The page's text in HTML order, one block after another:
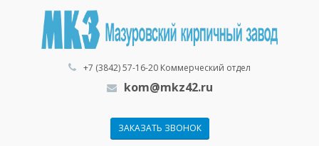
+7 (3842) 57-16-20 Коммерческий отдел
kom@mkz42.ru
ЗАКАЗАТЬ ЗВОНОК